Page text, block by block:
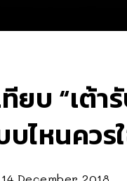
ทียบ “เ
ไหนควร